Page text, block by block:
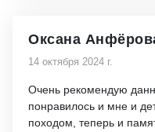
Оксана
14 октября 2024 г.
Очень рекомендую
понравилось и мне и
походом, теперь и